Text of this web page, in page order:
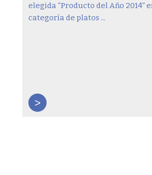
elegida “Producto del Año 2014”
categoría de platos ...
>